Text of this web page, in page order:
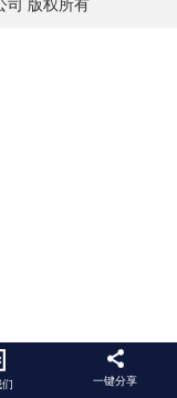
司 版权所有
一键分享